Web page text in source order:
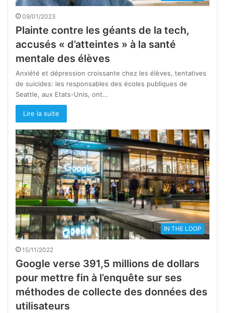
09/01/2023
Plainte contre les géants de la tech,
accusés « d’atteintes » à la santé
mentale des élèves
Anxiété et dépression croissante chez les élèves, tentatives
de suicides: les responsables des écoles publiques de
Seattle, aux Etats-Unis, ont…
Lire la suite
IN THE LOOP
15/11/2022
Google verse 391,5 millions de dollars
pour mettre fin à l’enquête sur ses
méthodes de collecte des données des
utilisateurs